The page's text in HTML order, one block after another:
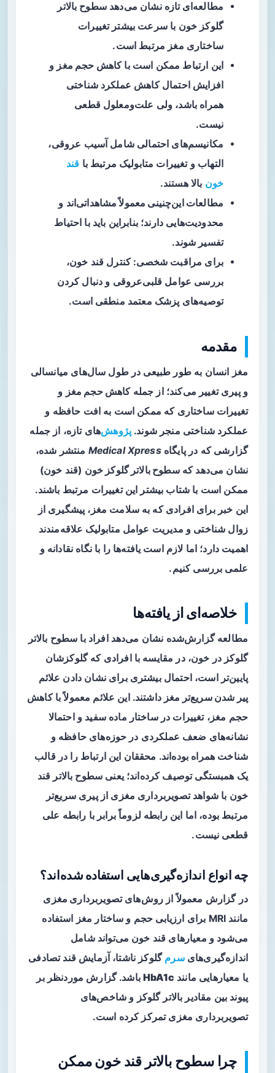
مطالعه‌ای تازه نشان می‌دهد سطوح بالاتر
گلوکز خون با سرعت بیشتر تغییرات
ساختاری مغز مرتبط است.
این ارتباط ممکن است باکاهش حجم مغز و
افزایش احتمال کاهش عملکرد شناختی
همراه باشد، ولی علت‌ومعلول قطعی
نیست.
مکانیسم‌های احتمالی شامل آسیب عروقی،
التهاب و تغییرات متابولیک مرتبط با قند
خون بالا هستند.
مطالعات این‌چنینی معمولاً مشاهداتی‌اند و
محدودیت‌هایی دارند؛ بنابراین باید با احتیاط
تفسیر شوند.
برای مراقبت شخصی: کنترل قند خون،
بررسی عوامل قلبی‌عروقی و دنبال کردن
توصیه‌های پزشک معتمد منطقی است.
مقدمه
مغز انسان به طور طبیعی در طول سال‌های میانسالی
و پیری تغییر می‌کند؛ از جملهکاهش حجم مغز و
تغییرات ساختاری که ممکن است به افت حافظه و
عملکرد شناختی منجر شوند. پژوهش‌های تازه، از جمله
گزارشی که در پایگاهMedical Xpress منتشر شده،
نشان می‌دهد کهسطوح بالاتر گلوکز خون (قند خون)
ممکن است با شتاب بیشتر این تغییرات مرتبط باشند.
این خبر برای افرادی که به سلامت مغز، پیشگیری از
زوال شناختی و مدیریت عوامل متابولیک علاقه‌مندند
اهمیت دارد؛ اما لازم است یافته‌ها را با نگاه نقادانه و
علمی بررسی کنیم.
خلاصه‌ای از یافته‌ها
مطالعه گزارش‌شده نشان می‌دهد افراد با سطوح بالاتر
گلوکز در خون، در مقایسه با افرادی که گلوکزشان
پایین‌تر است، احتمال بیشتری برای نشان دادن علائم
پیر شدن سریع‌تر مغز داشتند. این علائم معمولاً با کاهش
حجم مغز، تغییرات در ساختار ماده سفید و احتمالا
نشانه‌های ضعف عملکردی در حوزه‌های حافظه و
شناخت همراه بوده‌اند. محققان این ارتباط را در قالب
یک همبستگی توصیف کرده‌اند؛ یعنی سطوح بالاتر قند
خون با شواهد تصویربرداری مغزی از پیری سریع‌تر
مرتبط بوده، اما این رابطه لزوماً برابر با رابطه علی
قطعی نیست.
چه انواع اندازه‌گیری‌هایی استفاده شده‌اند؟
در گزارش معمولاً از روش‌هایتصویربرداری مغزی
مانند MRI برای ارزیابی حجم و ساختار مغز استفاده
می‌شود و معیارهای قند خون می‌تواند شامل
اندازه‌گیری‌هایسرم گلوکز ناشتا، آزمایش قند تصادفی
یا معیارهایی مانند HbA1cباشد. گزارش موردنظر بر
پیوند بین مقادیر بالاتر گلوکز و شاخص‌های
تصویربرداری مغزی تمرکز کرده است.
چرا سطوح بالاتر قند خون ممکن